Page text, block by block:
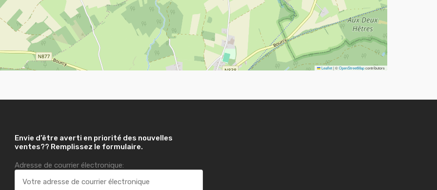
Leaflet|©OpenStreetMapcontributors
Envie d’être averti en priorité des nouvelles
ventes?? Remplissez le formulaire.
Adresse de courrier électronique: